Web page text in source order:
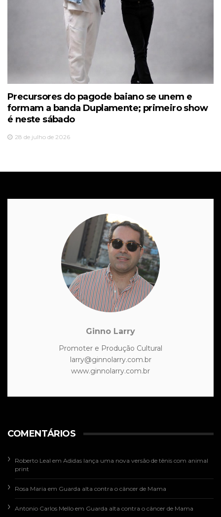
Precursores do pagode baiano se unem e
formam a banda Duplamente; primeiro show
é neste sábado
28 de julho de 2026
Ginno Larry
Promoter e Produção Cultural
larry@ginnolarry.com.br
www.ginnolarry.com.br
COMENTÁRIOS
Roberto Leal em Adidas lança uma nova versão de tênis com animal
print
Rosa Maria em Guarda alta contra o câncer de Mama
Antonio Carlos Mello em Guarda alta contra o câncer de Mama